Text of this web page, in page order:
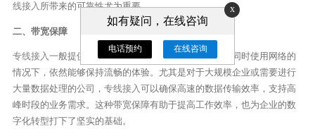
线接入 所带来的可靠性尤为重要。
二、带宽保障
专线接入一般提供高带宽的网络服务，这意味着企业在同时使用网络的
情况下，依然能够保持流畅的体验。尤其是对于大规模企业或需要进行
大量数据处理的公司， 专线接入可以确保高速的数据传输效率，支持高
峰时段的业务需求。这种带宽保障有助于提高工作效率，也为企业的数
字化转型打下了坚实的基础。
x
如有疑问，在线咨询
电话预约 在线咨询